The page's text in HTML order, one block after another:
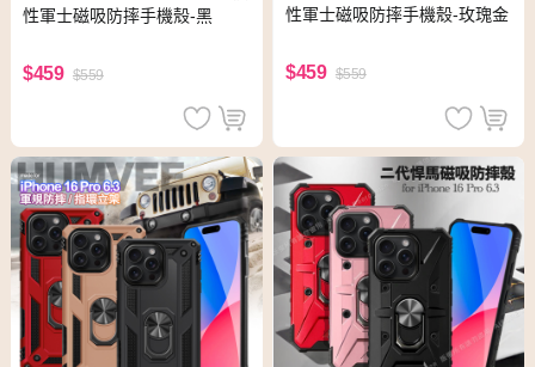
性軍士磁吸防摔手機殼-黑
$459 $559
性軍士磁吸防摔手機殼-玫瑰金
$459 $559